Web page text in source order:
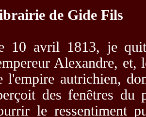
de Gide Fils
10 avril 1813, je
Alexandre, et,
l'empire autrichien,
des fenêtres du
le ressentiment